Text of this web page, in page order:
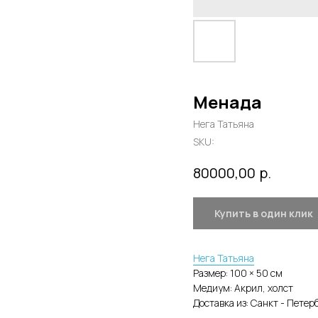
Менада
Нега Татьяна
SKU:
80000,00 р.
Купить в один клик
Нега Татьяна
Размер: 100 × 50 cм
Медиум: Акрил, холст
Доставка из: Санкт -